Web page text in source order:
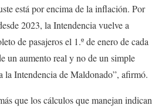
está por encima de la inflación. Por
2023, la Intendencia vuelve a
de pasajeros el 1.º de enero de cada
un aumento real y no de un simple
la Intendencia de Maldonado”, afirmó.
que los cálculos que manejan indican